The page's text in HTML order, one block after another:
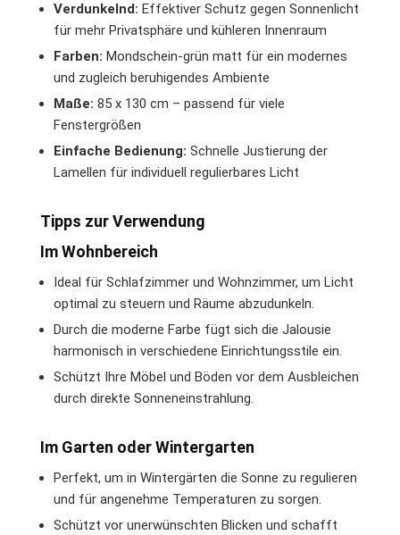
Verdunkelnd: Effektiver Schutz gegen Sonnenlicht
für mehr Privatsphäre und kühleren Innenraum
Farben: Mondschein-grün matt für ein modernes
und zugleich beruhigendes Ambiente
Maße: 85 x 130 cm – passend für viele
Fenstergrößen
Einfache Bedienung: Schnelle Justierung der
Lamellen für individuell regulierbares Licht
Tipps zur Verwendung
Im Wohnbereich
Ideal für Schlafzimmer und Wohnzimmer, um Licht
optimal zu steuern und Räume abzudunkeln.
Durch die moderne Farbe fügt sich die Jalousie
harmonisch in verschiedene Einrichtungsstile ein.
Schützt Ihre Möbel und Böden vor dem Ausbleichen
durch direkte Sonneneinstrahlung.
Im Garten oder Wintergarten
Perfekt, um in Wintergärten die Sonne zu regulieren
und für angenehme Temperaturen zu sorgen.
Schützt vor unerwünschten Blicken und schafft